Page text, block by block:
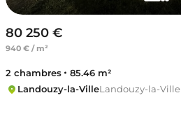
80 250 €
940 € / m²
2 chambres
85.46 m²
Landouzy-la-VilleLandouzy-la-Ville